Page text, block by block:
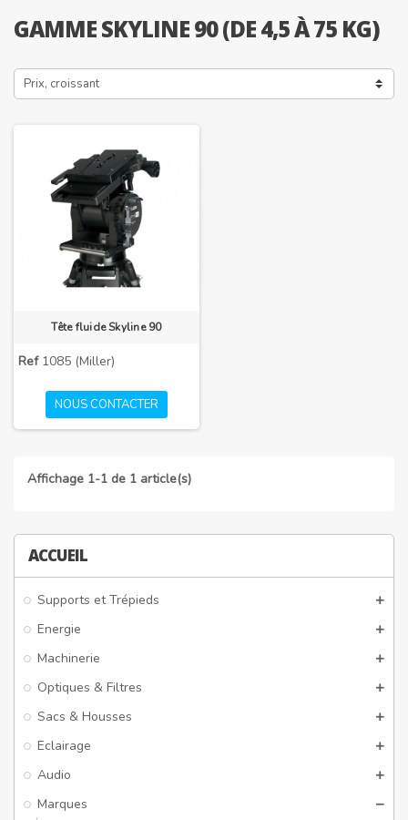
ACCUEIL
Supports et Trépieds
Energie
Machinerie
Optiques & Filtres
Sacs & Housses
Eclairage
Audio
Marques
GAMME SKYLINE 90 (DE 4,5 À 75 KG)
Prix, croissant
Tête fluide Skyline 90
Ref1085 (Miller)
NOUS CONTACTER
Affichage 1-1 de 1 article(s)